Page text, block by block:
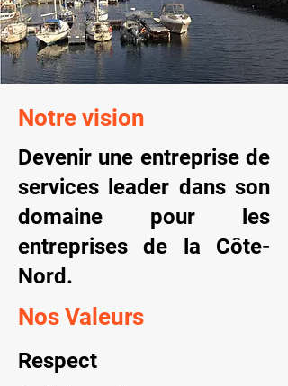
Notre vision
Devenir une entreprise de
services leader dans son
domaine pour les
entreprises de la Côte-
Nord.
Nos Valeurs
Respect